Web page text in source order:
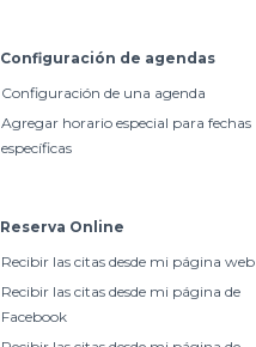
Configuración de agendas
Configuración de una agenda
Agregar horario especial para fechas
específicas
Reserva Online
Recibir las citas desde mi página web
Recibir las citas desde mi página de
Facebook